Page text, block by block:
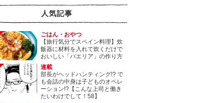
人気記事
ごはん・おやつ
【旅行気分でスペイン料理】炊
飯器に材料を入れて炊くだけで
おいしい「パエリア」の作り方
連載
部長がヘッドハンティング!? で
も会話の中身は子どものオペレ
ーション!?【こんな上司と働き
たいわけでして！58】